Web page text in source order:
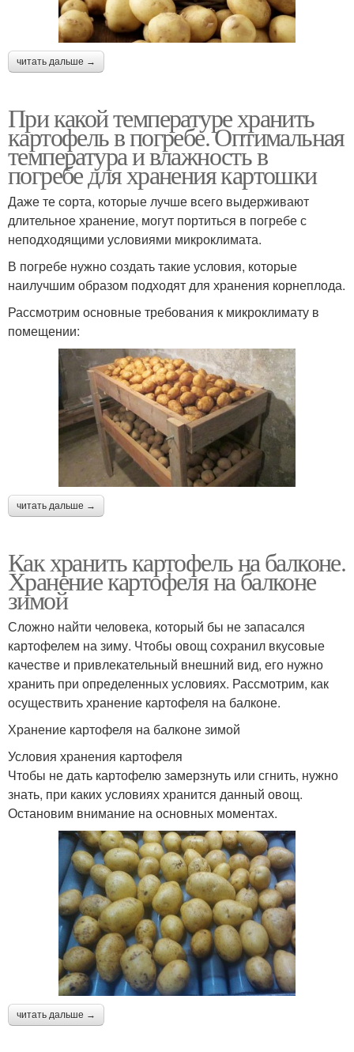
читать дальше →
При какой температуре хранить
картофель в погребе. Оптимальная
температура и влажность в
погребе для хранения картошки
Даже те сорта, которые лучше всего выдерживают
длительное хранение, могут портиться в погребе с
неподходящими условиями микроклимата.
В погребе нужно создать такие условия, которые
наилучшим образом подходят для хранения корнеплода.
Рассмотрим основные требования к микроклимату в
помещении:
читать дальше →
Как хранить картофель на балконе.
Хранение картофеля на балконе
зимой
Сложно найти человека, который бы не запасался
картофелем на зиму. Чтобы овощ сохранил вкусовые
качестве и привлекательный внешний вид, его нужно
хранить при определенных условиях. Рассмотрим, как
осуществить хранение картофеля на балконе.
Хранение картофеля на балконе зимой
Условия хранения картофеля
Чтобы не дать картофелю замерзнуть или сгнить, нужно
знать, при каких условиях хранится данный овощ.
Остановим внимание на основных моментах.
читать дальше →